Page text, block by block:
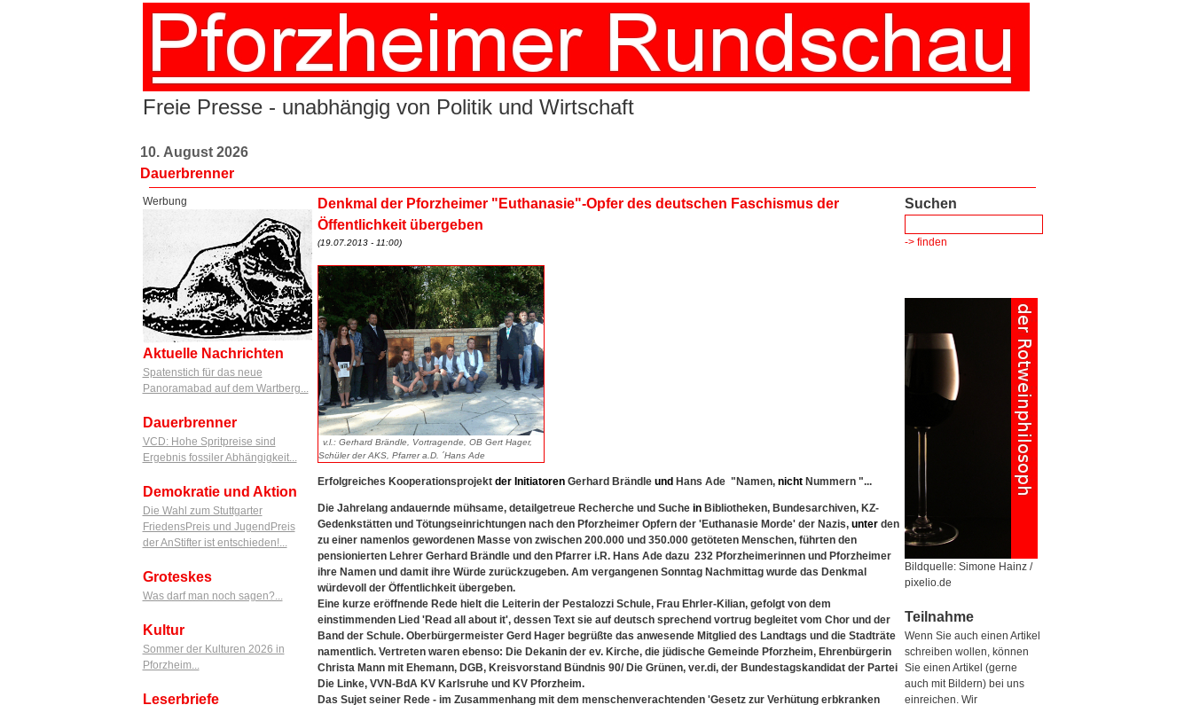
Freie Presse - unabhängig von Politik und Wirtschaft
10. August 2026
Dauerbrenner
Werbung
Aktuelle Nachrichten
Spatenstich für das neue
Panoramabad auf dem Wartberg...
Dauerbrenner
VCD: Hohe Spritpreise sind
Ergebnis fossiler Abhängigkeit...
Demokratie und Aktion
Die Wahl zum Stuttgarter
FriedensPreis und JugendPreis
der AnStifter ist entschieden!...
Groteskes
Was darf man noch sagen?...
Kultur
Sommer der Kulturen 2026 in
Pforzheim...
Leserbriefe
Denkmal der Pforzheimer "Euthanasie"-Opfer des deutschen Faschismus der
Öffentlichkeit übergeben
(19.07.2013 - 11:00)
v.l.: Gerhard Brändle, Vortragende, OB Gert Hager,
Schüler der AKS, Pfarrer a.D. ´Hans Ade
Erfolgreiches Kooperationsprojekt der InitiatorenGerhard Brändle undHans Ade "Namen, nichtNummern "...
Die Jahrelang andauernde mühsame, detailgetreue Recherche und Suche inBibliotheken, Bundesarchiven, KZ-
Gedenkstätten und Tötungseinrichtungen nach den Pforzheimer Opfern der 'Euthanasie Morde' der Nazis, unterden
zu einer namenlos gewordenen Masse von zwischen 200.000 und 350.000 getöteten Menschen, führten den
pensionierten Lehrer Gerhard Brändle und den Pfarrer i.R. Hans Ade dazu 232 Pforzheimerinnen und Pforzheimer
ihre Namen und damit ihre Würde zurückzugeben. Am vergangenen Sonntag Nachmittag wurde das Denkmal
würdevoll der Öffentlichkeit übergeben.
Eine kurze eröffnende Rede hielt die Leiterin der Pestalozzi Schule, Frau Ehrler-Kilian, gefolgt von dem
einstimmenden Lied 'Read all about it', dessen Text sie auf deutsch sprechend vortrug begleitet vom Chor und der
Band der Schule. Oberbürgermeister Gerd Hager begrüßte das anwesende Mitglied des Landtags und die Stadträte
namentlich. Vertreten waren ebenso: Die Dekanin der ev. Kirche, die jüdische Gemeinde Pforzheim, Ehrenbürgerin
Christa Mann mit Ehemann, DGB, Kreisvorstand Bündnis 90/ Die Grünen, ver.di, der Bundestagskandidat der Partei
Die Linke, VVN-BdA KV Karlsruhe und KV Pforzheim.
Das Sujet seiner Rede - im Zusammenhang mit dem menschenverachtenden 'Gesetz zur Verhütung erbkranken
Suchen
-> finden
Bildquelle: Simone Hainz /
pixelio.de
Teilnahme
Wenn Sie auch einen Artikel
schreiben wollen, können
Sie einen Artikel (gerne
auch mit Bildern) bei uns
einreichen. Wir